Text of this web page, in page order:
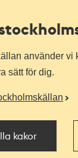
använder vi
sätt för dig.
kakor